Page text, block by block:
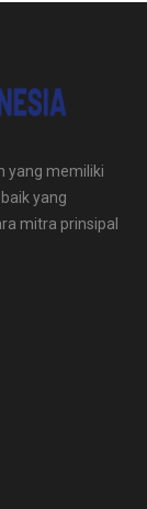
yang memiliki
yang
mitra prinsipal